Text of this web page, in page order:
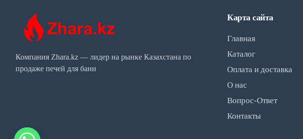
Компания Zhara.kz — лидер на рынке Казахстана по
продаже печей для бани
Карта сайта
Главная
Каталог
Оплата и доставка
О нас
Вопрос-Ответ
Контакты